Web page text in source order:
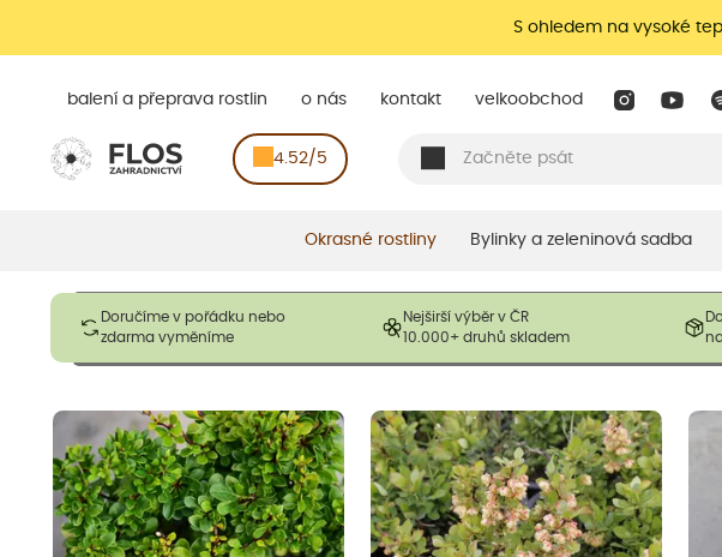
S ohledem na vysoké
balení a přeprava rostlin o nás kontakt velkoobchod
4.52/5
Okrasné rostliny Bylinky a zeleninová sadba
Doručíme v pořádku nebo
zdarma vyměníme
Nejširší výběr v ČR
10.000+ druhů skladem
Obrázky slouží pouze pro ilustrační účely a mají reprezentovat prodávané produkty. V
opadavé rostliny dodávány v dormantním stavu a bez listů. Rostliny mohou být také